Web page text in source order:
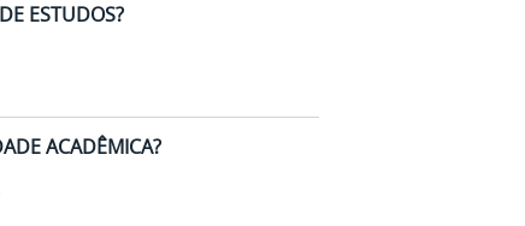
ESTUDOS?
ACADÊMICA?